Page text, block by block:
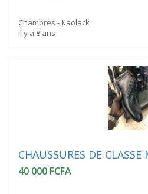
Chambres - Kaolack
il y a 8 ans
CHAUSSURES DE
40 000 FCFA